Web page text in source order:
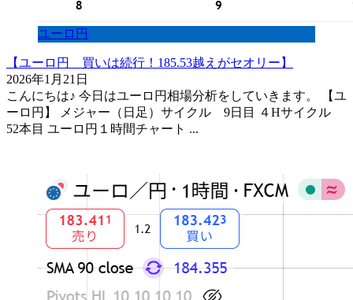
ユーロ円
【ユーロ円 買いは続行！185.53越えがセオリー】
2026年1月21日
こんにちは♪ 今日はユーロ円相場分析をしていきます。 【ユ
ーロ円】 メジャー（日足）サイクル 9日目 ４Hサイクル
52本目 ユーロ円１時間チャート ...